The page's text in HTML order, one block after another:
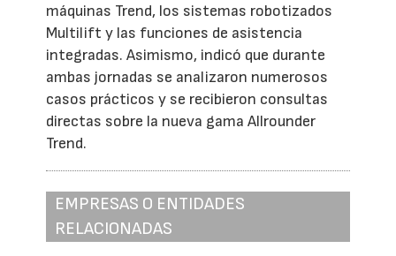
máquinas Trend, los sistemas robotizados
Multilift y las funciones de asistencia
integradas. Asimismo, indicó que durante
ambas jornadas se analizaron numerosos
casos prácticos y se recibieron consultas
directas sobre la nueva gama Allrounder
Trend.
EMPRESAS O ENTIDADES
RELACIONADAS